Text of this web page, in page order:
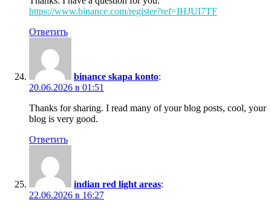
https://www.binance.com/register?ref=IHJUI7TF
Ответить
binance skapa konto:
20.06.2026 в 01:51
Thanks for sharing. I read many of your blog posts, cool, your
blog is very good.
Ответить
indian red light areas:
22.06.2026 в 16:27